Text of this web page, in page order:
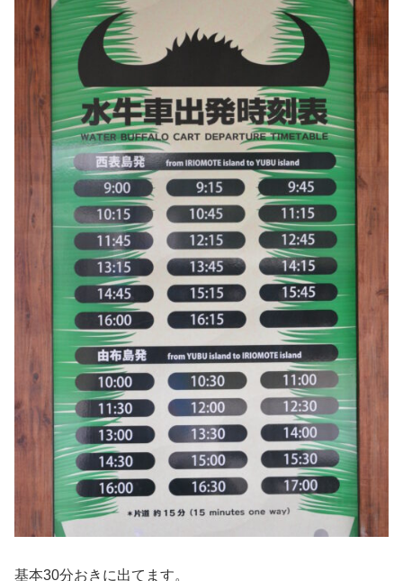
基本30分おきに出てます。